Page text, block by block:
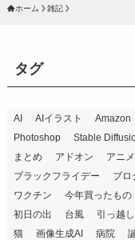
ホーム 雑記
タグ
AI AIイラスト Amazon
Photoshop
Stable
まとめ
アドオン アニメ
ブラックフライデー
ブロ
ワクチン
今年買ったもの
初日の出
台風 引っ越し
猫
画像生成AI 病院